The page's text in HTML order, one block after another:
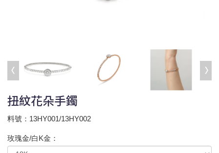
扭紋花朵手鐲
料號：13HY001/13HY002
玫瑰金/白K金：